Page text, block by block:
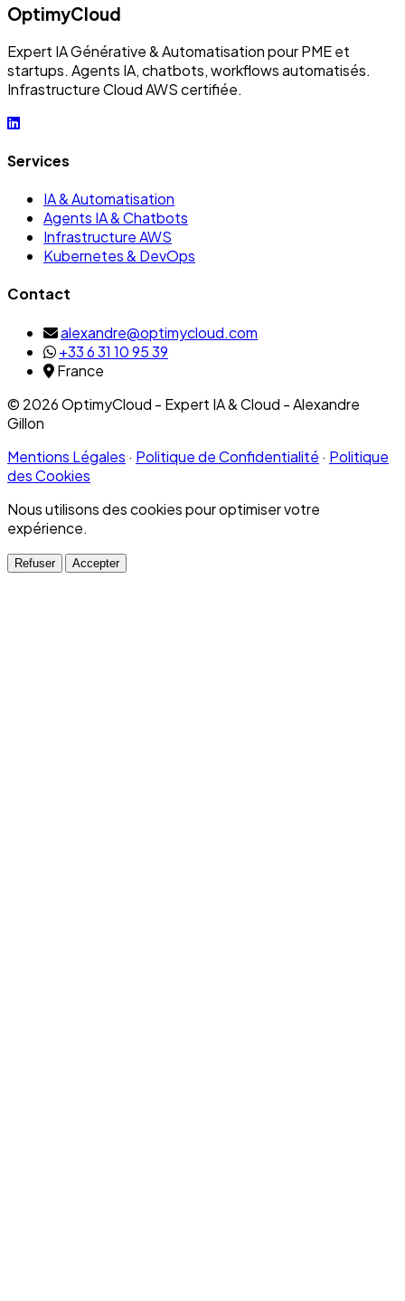
OptimyCloud
Expert IA Générative & Automatisation pour PME et
startups. Agents IA, chatbots, workflows automatisés.
Infrastructure Cloud AWS certifiée.
Services
IA & Automatisation
Agents IA & Chatbots
Infrastructure AWS
Kubernetes & DevOps
Contact
alexandre@optimycloud.com
+33 6 31 10 95 39
France
© 2026 OptimyCloud - Expert IA & Cloud - Alexandre
Gillon
Mentions Légales · Politique de Confidentialité · Politique
des Cookies
Nous utilisons des cookies pour optimiser votre
expérience.
Refuser Accepter